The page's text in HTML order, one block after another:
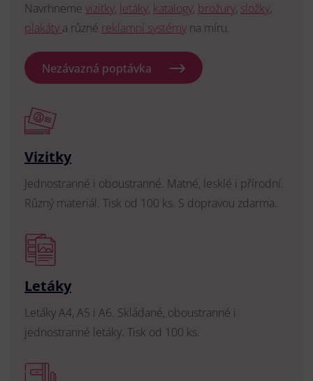
Navrhneme vizitky, letáky, katalogy, brožury, složky,
plakáty a různé reklamní systémy na míru.
Nezávazná poptávka
Vizitky
Jednostranné i oboustranné. Matné, lesklé i přírodní.
Různý materiál. Tisk od 100 ks. S dopravou zdarma.
Letáky
Letáky A4, A5 i A6. Skládané, oboustranné i
jednostranné letáky. Tisk od 100 ks.